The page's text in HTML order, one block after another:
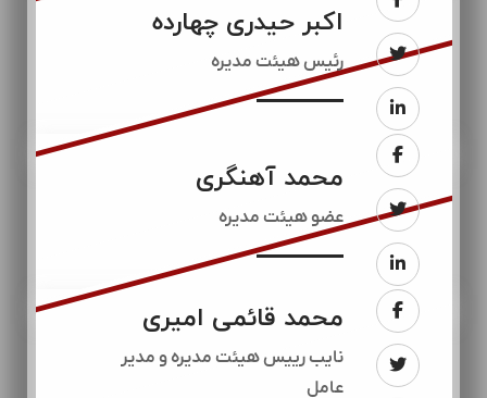
اکبر حیدری چهارده
رئيس هیئت مدیره